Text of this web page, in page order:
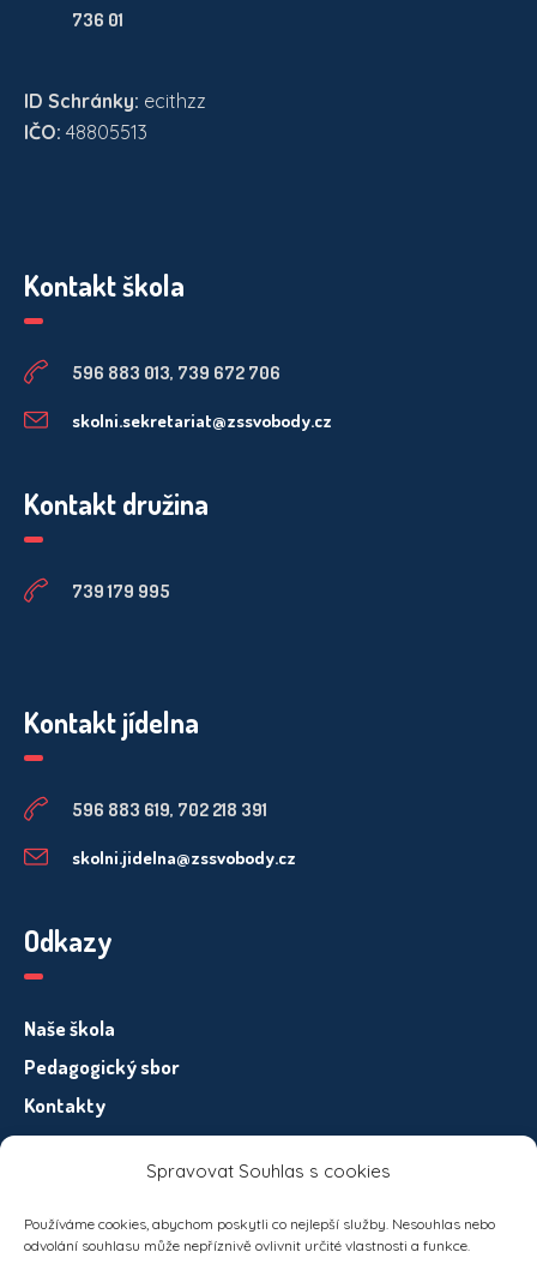
Spravovat Souhlas s cookies
Používáme cookies, abychom poskytli co nejlepší služby. Nesouhlas nebo
odvolání souhlasu může nepříznivě ovlivnit určité vlastnosti a funkce.
736 01
ID Schránky: ecithzz
IČO: 48805513
Kontakt škola
596 883 013, 739 672 706
skolni.sekretariat@zssvobody.cz
Kontakt družina
739 179 995
Kontakt jídelna
596 883 619, 702 218 391
skolni.jidelna@zssvobody.cz
Odkazy
Naše škola
Pedagogický sbor
Kontakty
Informace pro subjekty osobních údajů – GDPR